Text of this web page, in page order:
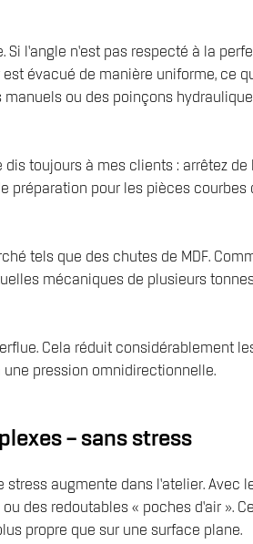
l’angle n’est pas respecté à la
évacué de manière uniforme, ce
ou des poinçons
toujours à mes clients : arrêtez
préparation pour les pièces
tels que des chutes de MDF.
mécaniques de plusieurs
Cela réduit considérablement
pression omnidirectionnelle.
– sans stress
augmente dans l’atelier. Avec
des redoutables « poches d’air ».
propre que sur une surface plane.